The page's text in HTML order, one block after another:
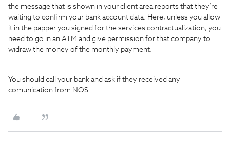
the message that is shown in your client area reports that they’re
waiting to confirm your bank account data. Here, unless you allow
it in the papper you signed for the services contractualization, you
need to go in an ATM and give permission for that company to
widraw the money of the monthly payment.
You should call your bank and ask if they received any
comunication from NOS.